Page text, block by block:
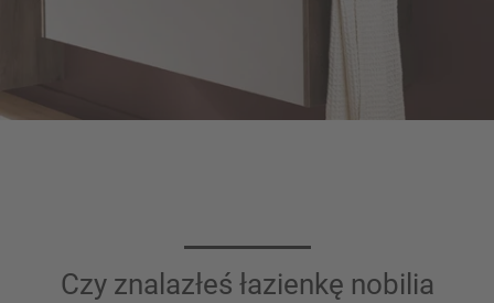
Czy znalazłeś łazienkę nobilia